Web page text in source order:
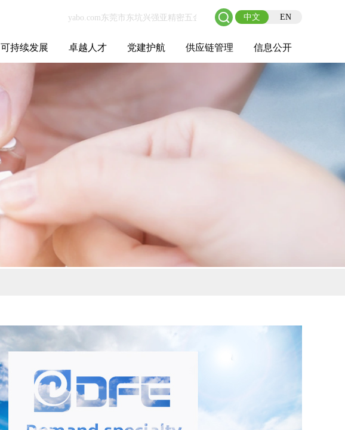
中文 EN
可持续发展
ESG报告
招标信息
卓越人才 党建护航 供应链管理 信息公开
基本信息
管理架构
人事薪酬
经营成果
重大事项